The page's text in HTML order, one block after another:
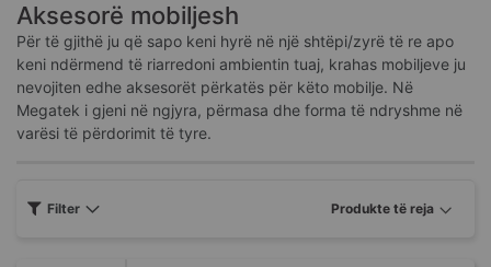
Aksesorë mobiljesh
Për të gjithë ju që sapo keni hyrë në një shtëpi/zyrë të re apo
keni ndërmend të riarredoni ambientin tuaj, krahas mobiljeve ju
nevojiten edhe aksesorët përkatës për këto mobilje. Në
Megatek i gjeni në ngjyra, përmasa dhe forma të ndryshme në
varësi të përdorimit të tyre.
Filter